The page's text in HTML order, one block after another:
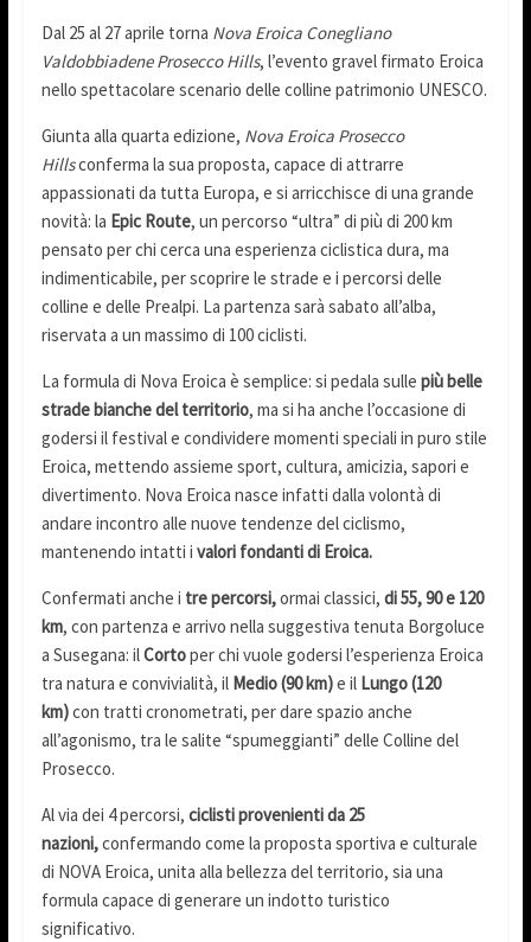
Dal 25 al 27 aprile torna Nova Eroica Conegliano
Valdobbiadene Prosecco Hills, l’evento gravel firmato Eroica
nello spettacolare scenario delle colline patrimonio UNESCO.
Giunta alla quarta edizione, Nova Eroica Prosecco
Hillsconferma la sua proposta, capace di attrarre
appassionati da tutta Europa, e si arricchisce di una grande
novità: la Epic Route, un percorso “ultra” di più di 200 km
pensato per chi cerca una esperienza ciclistica dura, ma
indimenticabile, per scoprire le strade e i percorsi delle
colline e delle Prealpi. La partenza sarà sabato all’alba,
riservata a un massimo di 100 ciclisti.
La formula di Nova Eroica è semplice: si pedala sulle più belle
strade bianche del territorio, ma si ha anche l’occasione di
godersi il festival e condividere momenti speciali in puro stile
Eroica, mettendo assieme sport, cultura, amicizia, sapori e
divertimento. Nova Eroica nasce infatti dalla volontà di
andare incontro alle nuove tendenze del ciclismo,
mantenendo intatti i valori fondanti di Eroica.
Confermati anche i tre percorsi,ormai classici, di 55, 90 e 120
km, con partenza e arrivo nella suggestiva tenuta Borgoluce
a Susegana: ilCortoper chi vuole godersi l’esperienza Eroica
tra natura e convivialità, il Medio (90 km)e il Lungo (120
km)con tratti cronometrati, per dare spazio anche
all’agonismo, tra le salite “spumeggianti” delle Colline del
Prosecco.
Al via dei 4 percorsi, ciclisti provenienti da 25
nazioni,confermando come la proposta sportiva e culturale
di NOVA Eroica, unita alla bellezza del territorio, sia una
formula capace di generare un indotto turistico
significativo.